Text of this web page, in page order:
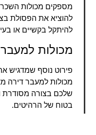
מספקים מכולות
להוציא את הפסולת
להיתקל בקשיים או
מכולות
פירוט נוסף שמדגיש
מכולות למעבר דירה
שלכם בצורה מסודרת
בטוח של הרהיטים.